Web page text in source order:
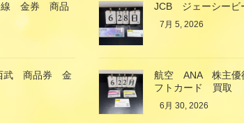
線 金券 商品
JCB ジェーシー
7月 5, 2026
武 商品券 金
航空 ANA 株主
フトカード 買取
6月 30, 2026